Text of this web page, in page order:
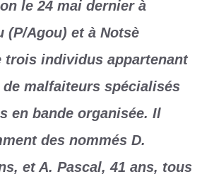
le 24 mai dernier à
(P/Agou) et à Notsè
trois individus appartenant
de malfaiteurs spécialisés
en bande organisée. Il
des nommés D.
et A. Pascal, 41 ans, tous